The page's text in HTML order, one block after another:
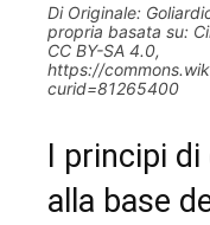
Di Originale:
propria basata su:
CC BY-SA 4.0,
https://
curid=81265400
I principi
alla base